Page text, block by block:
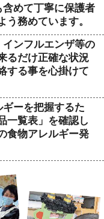
めて丁寧に保護者
務めています。
ンフルエンザ等の
るだけ正確な状況
する事を心掛けて
ーを把握するた
一覧表」を確認し
食物アレルギー発